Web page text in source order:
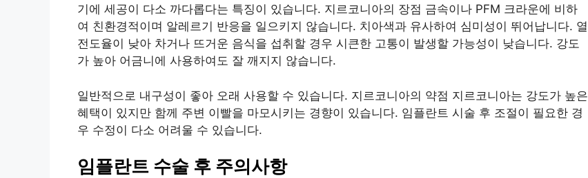
기에 세공이 다소 까다롭다는 특징이 있습니다. 지르코니아의 장점 금속이나 PFM 크라운에 비하
여 친환경적이며 알레르기 반응을 일으키지 않습니다. 치아색과 유사하여 심미성이 뛰어납니다. 열
전도율이 낮아 차거나 뜨거운 음식을 섭취할 경우 시큰한 고통이 발생할 가능성이 낮습니다. 강도
가 높아 어금니에 사용하여도 잘 깨지지 않습니다.
일반적으로 내구성이 좋아 오래 사용할 수 있습니다. 지르코니아의 약점 지르코니아는 강도가 높은
혜택이 있지만 함께 주변 이빨을 마모시키는 경향이 있습니다. 임플란트 시술 후 조절이 필요한 경
우 수정이 다소 어려울 수 있습니다.
임플란트 수술 후 주의사항